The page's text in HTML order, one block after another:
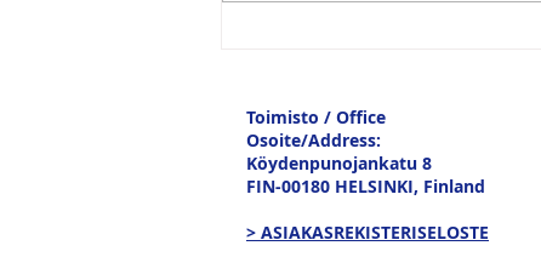
Toimisto / Office
Osoite/Address:
Köydenpunojankatu 8
FIN-00180 HELSINKI, Finland
> ASIAKASREKISTERISELOSTE